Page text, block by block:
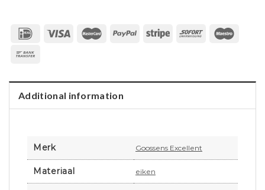
Additional information
Merk Goossens Excellent
Materiaal eiken